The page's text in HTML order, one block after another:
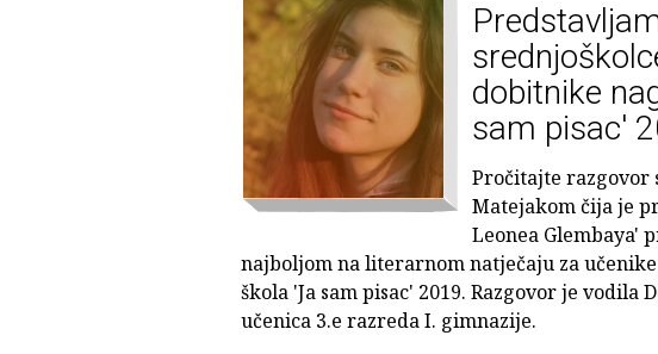
dobitnike
sam pisac'
Pročitajte razgovor
Matejakom čija je
Leonea Glembaya'
najboljom na literarnom natječaju za
škola 'Ja sam pisac' 2019. Razgovor je vodila
učenica 3.e razreda I. gimnazije.